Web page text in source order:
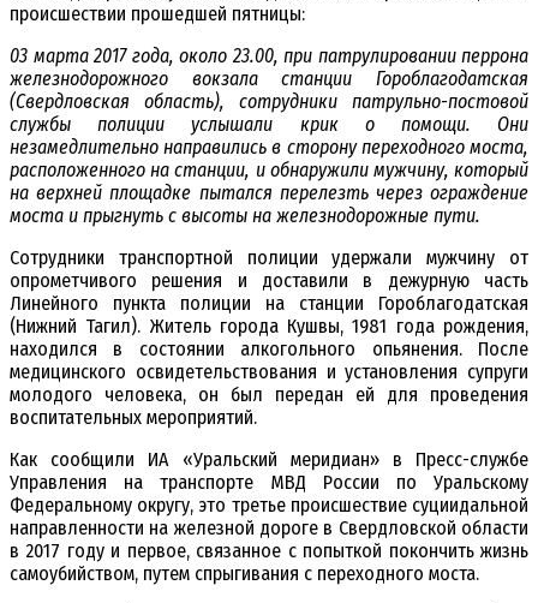
происшествии прошедшей пятницы:
03 марта 2017 года, около 23.00, при патрулировании перрона
железнодорожного вокзала станции Гороблагодатская
(Свердловская область), сотрудники патрульно-постовой
службы полиции услышали крик о помощи. Они
незамедлительно направились в сторону переходного моста,
расположенного на станции, и обнаружили мужчину, который
на верхней площадке пытался перелезть через ограждение
моста и прыгнуть с высоты на железнодорожные пути.
Сотрудники транспортной полиции удержали мужчину от
опрометчивого решения и доставили в дежурную часть
Линейного пункта полиции на станции Гороблагодатская
(Нижний Тагил). Житель города Кушвы, 1981 года рождения,
находился в состоянии алкогольного опьянения. После
медицинского освидетельствования и установления супруги
молодого человека, он был передан ей для проведения
воспитательных мероприятий.
Как сообщили ИА «Уральский меридиан» в Пресс-службе
Управления на транспорте МВД России по Уральскому
Федеральному округу, это третье происшествие суциидальной
направленности на железной дороге в Свердловской области
в 2017 году и первое, связанное с попыткой покончить жизнь
самоубийством, путем спрыгивания с переходного моста.